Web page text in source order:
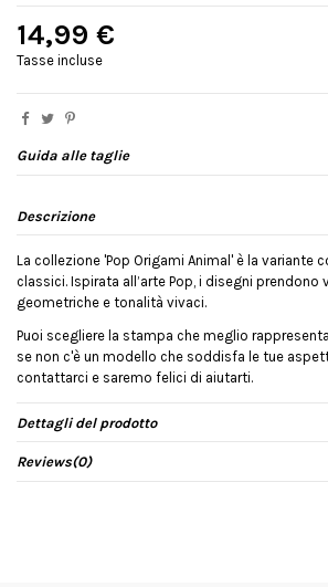
14,99 €
Tasse incluse
Guida alle taglie
Descrizione
La collezione 'Pop Origami Animal' è la variante
classici. Ispirata all’arte Pop, i disegni prendono
geometriche e tonalità vivaci.
Puoi scegliere la stampa che meglio
se non c'è un modello che soddisfa le tue
contattarci e saremo felici di aiutarti.
Dettagli del prodotto
Reviews(0)